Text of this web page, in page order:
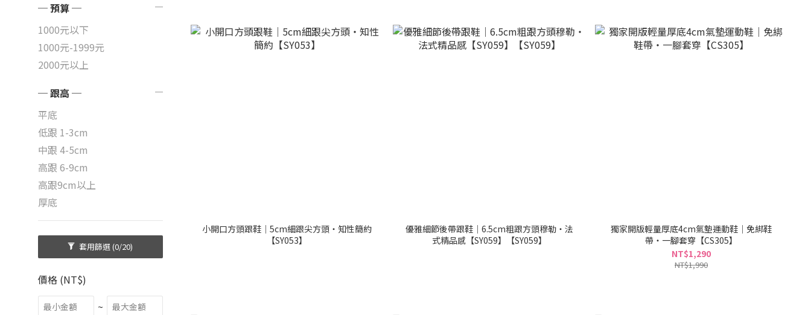
─ 預算 ─
1000元以下
1000元-1999元
2000元以上
─ 跟高 ─
平底
低跟 1-3cm
中跟 4-5cm
高跟 6-9cm
高跟9cm以上
厚底
套用篩選(0/20)
價格 (NT$)
~
小開口方頭跟鞋｜5cm細跟尖方頭・知性簡約
【SY053】
優雅細節後帶跟鞋｜6.5cm粗跟方頭穆勒・法
式精品感【SY059】【SY059】
獨家開版輕量厚底4cm氣墊運動鞋｜免綁鞋
帶・一腳套穿【CS305】
NT$1,290
NT$1,990